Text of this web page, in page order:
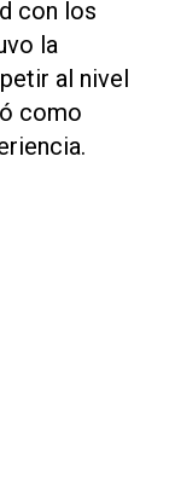
con los
la
al nivel
como